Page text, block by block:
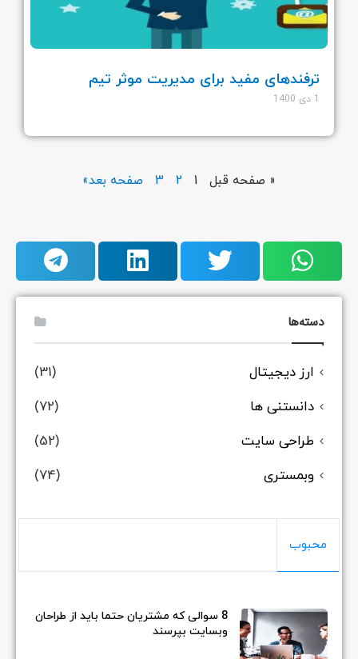
ترفندهای مفید برای مدیریت موثر تیم
« صفحه قبل 2
3 صفحه بعد»
دسته‌ها
ارز دیجیتال
دانستنی ها
طراحی سایت
وبمستری
محبوب
8 سوالی که مشتریان حتما باید از طراحان
وبسایت بپرسند